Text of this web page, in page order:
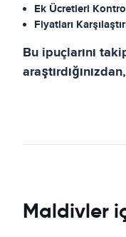
Ek Ücretleri
Fiyatları
Bu ipuçlarını
Maldivler